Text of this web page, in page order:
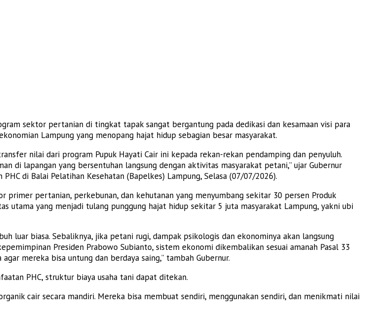
sektor pertanian di tingkat tapak sangat bergantung pada dedikasi dan kesamaan visi para
Lampung yang menopang hajat hidup sebagian besar masyarakat.
nilai dari program Pupuk Hayati Cair ini kepada rekan-rekan pendamping dan penyuluh.
di lapangan yang bersentuhan langsung dengan aktivitas masyarakat petani,” ujar Gubernur
di Balai Pelatihan Kesehatan (Bapelkes) Lampung, Selasa (07/07/2026).
pertanian, perkebunan, dan kehutanan yang menyumbang sekitar 30 persen Produk
utama yang menjadi tulang punggung hajat hidup sekitar 5 juta masyarakat Lampung, yakni ubi
luar biasa. Sebaliknya, jika petani rugi, dampak psikologis dan ekonominya akan langsung
Presiden Prabowo Subianto, sistem ekonomi dikembalikan sesuai amanah Pasal 33
mereka bisa untung dan berdaya saing,” tambah Gubernur.
PHC, struktur biaya usaha tani dapat ditekan.
cair secara mandiri. Mereka bisa membuat sendiri, menggunakan sendiri, dan menikmati nilai